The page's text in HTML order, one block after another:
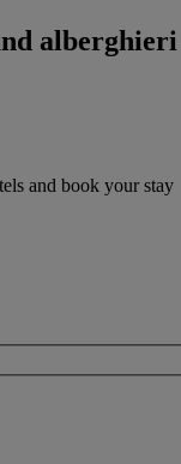
and book your stay